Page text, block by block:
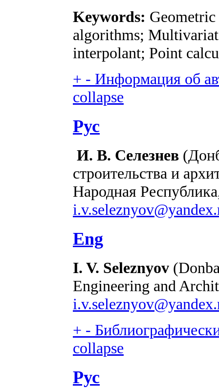
Keywords:
algorithms;
interpolant; Point
+ - Информация об
collapse
Рус
И. В. Селезнев
строительства и
Народная
Eng
I. V. Seleznyov
Engineering and
+ -
collapse
Рус